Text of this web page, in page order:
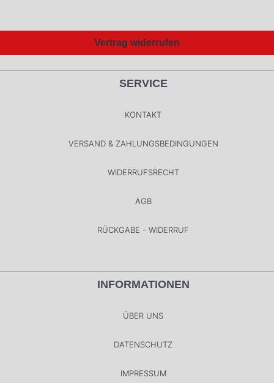
Vertrag widerrufen
SERVICE
KONTAKT
VERSAND & ZAHLUNGSBEDINGUNGEN
WIDERRUFSRECHT
AGB
RÜCKGABE - WIDERRUF
INFORMATIONEN
ÜBER UNS
DATENSCHUTZ
IMPRESSUM